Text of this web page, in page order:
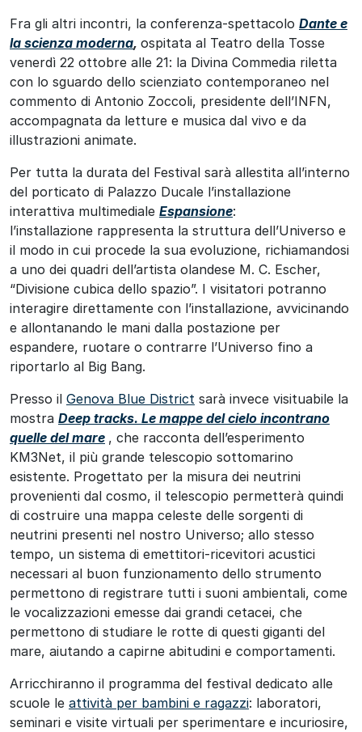
Fra gli altri incontri, la conferenza-spettacolo Dante e
la scienza moderna, ospitata al Teatro della Tosse
venerdì 22 ottobre alle 21: la Divina Commedia riletta
con lo sguardo dello scienziato contemporaneo nel
commento di Antonio Zoccoli, presidente dell’INFN,
accompagnata da letture e musica dal vivo e da
illustrazioni animate.
Per tutta la durata del Festival sarà allestita all’interno
del porticato di Palazzo Ducale l’installazione
interattiva multimediale Espansione:
l’installazione rappresenta la struttura dell’Universo e
il modo in cui procede la sua evoluzione, richiamandosi
a uno dei quadri dell’artista olandese M. C. Escher,
“Divisione cubica dello spazio”. I visitatori potranno
interagire direttamente con l’installazione, avvicinando
e allontanando le mani dalla postazione per
espandere, ruotare o contrarre l’Universo fino a
riportarlo al Big Bang.
Presso il Genova Blue District sarà invece visituabile la
mostra Deep tracks. Le mappe del cielo incontrano
quelle delmare , che racconta dell’esperimento
KM3Net, il più grande telescopio sottomarino
esistente. Progettato per la misura dei neutrini
provenienti dal cosmo, il telescopio permetterà quindi
di costruire una mappa celeste delle sorgenti di
neutrini presenti nel nostro Universo; allo stesso
tempo, un sistema di emettitori-ricevitori acustici
necessari al buon funzionamento dello strumento
permettono di registrare tutti i suoni ambientali, come
le vocalizzazioni emesse dai grandi cetacei, che
permettono di studiare le rotte di questi giganti del
mare, aiutando a capirne abitudini e comportamenti.
Arricchiranno il programma del festival dedicato alle
scuole le attività per bambini e ragazzi: laboratori,
seminari e visite virtuali per sperimentare e incuriosire,